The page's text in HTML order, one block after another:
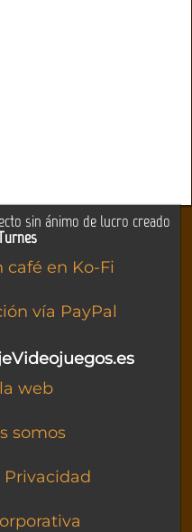
sin ánimo de lucro creado
café en Ko-Fi
vía PayPal
web
somos